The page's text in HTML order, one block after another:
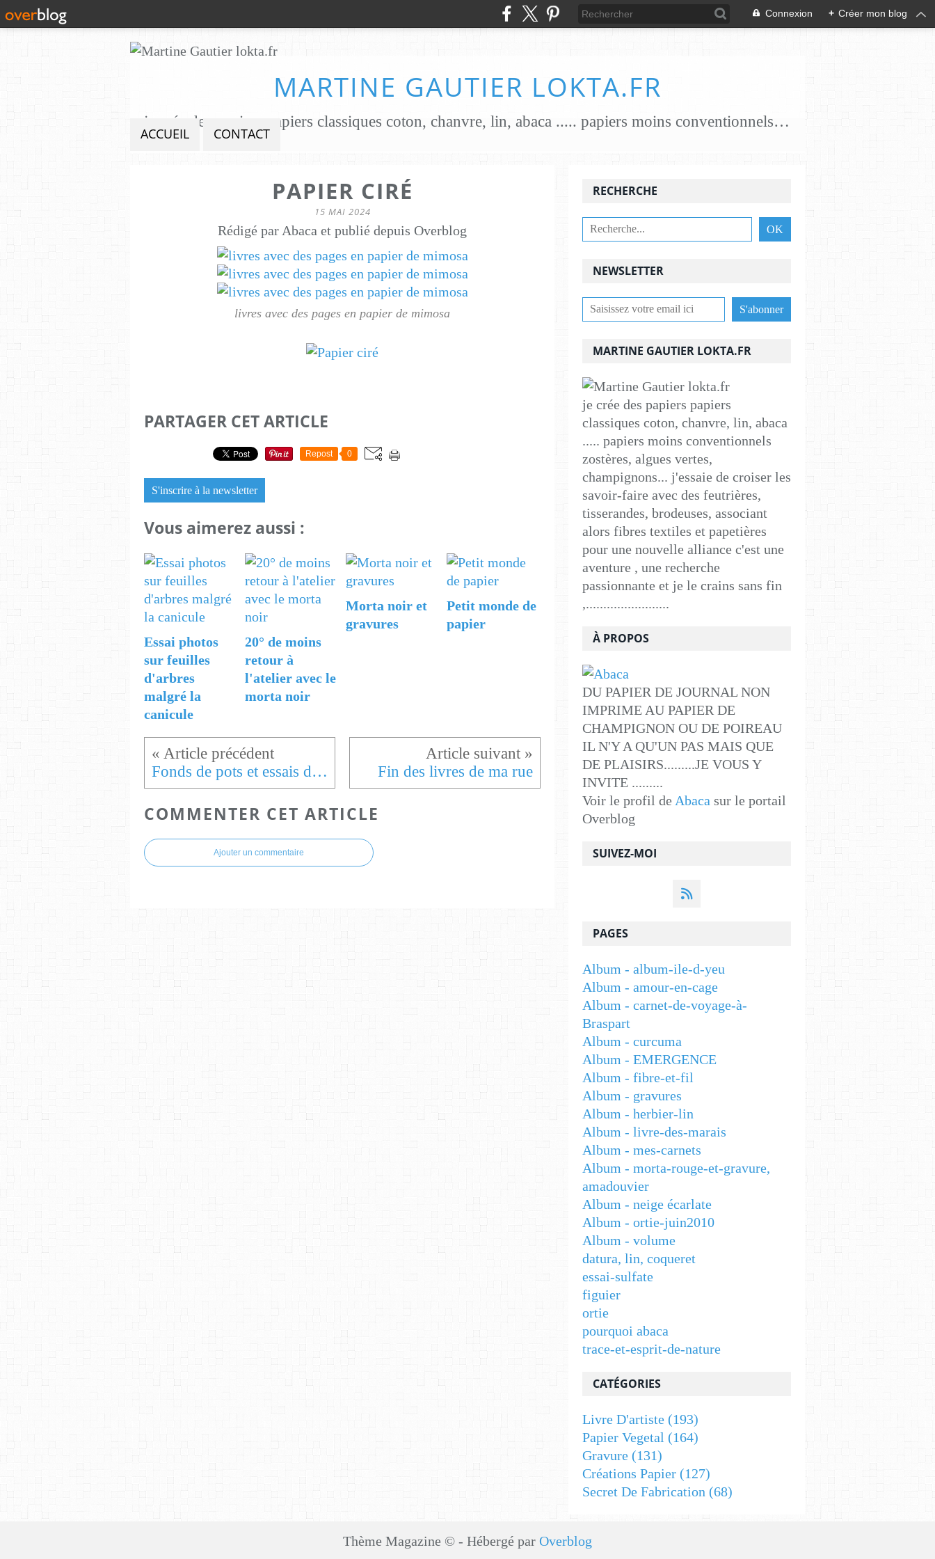
Connexion + Créer mon blog
MARTINE GAUTIER LOKTA.FR
je crée des papiers papiers classiques coton, chanvre, lin, abaca ..... papiers moins conventionnels zostères, algues vertes, champignons... j'essaie de croiser les savoir-faire avec des feutrières, tisserandes, brodeuses, associant alors fibres textiles et papetières pour une nouvelle alliance c'est une aventure , une recherche passionnante et je le crains sans fin ,........................
ACCUEIL CONTACT
PAPIER CIRÉ
15 MAI 2024
Rédigé par Abaca et publié depuis Overblog
livres avec des pages en papier de mimosa
PARTAGER CET ARTICLE
Repost 0
S'inscrire à la newsletter
Vous aimerez aussi :
Essai photos
sur feuilles
d'arbres
malgré la
canicule
20° de moins
retour à
l'atelier avec le
morta noir
Morta noir et
gravures
Petit monde de
papier
Fonds de pots et essais de cirage Fin des livres de ma rue
COMMENTER CET ARTICLE
Ajouter un commentaire
NEWSLETTER
SUIVEZ-MOI
RECHERCHE
MARTINE GAUTIER LOKTA.FR
je crée des papiers papiers
classiques coton, chanvre, lin, abaca
..... papiers moins conventionnels
zostères, algues vertes,
champignons... j'essaie de croiser les
savoir-faire avec des feutrières,
tisserandes, brodeuses, associant
alors fibres textiles et papetières
pour une nouvelle alliance c'est une
aventure , une recherche
passionnante et je le crains sans fin
,........................
À PROPOS
DU PAPIER DE JOURNAL NON
IMPRIME AU PAPIER DE
CHAMPIGNON OU DE POIREAU
IL N'Y A QU'UN PAS MAIS QUE
DE PLAISIRS.........JE VOUS Y
INVITE .........
Voir le profil de Abaca sur le portail
Overblog
PAGES
Album - album-ile-d-yeu
Album - amour-en-cage
Album - carnet-de-voyage-à-
Braspart
Album - curcuma
Album - EMERGENCE
Album - fibre-et-fil
Album - gravures
Album - herbier-lin
Album - livre-des-marais
Album - mes-carnets
Album - morta-rouge-et-gravure,
amadouvier
Album - neige écarlate
Album - ortie-juin2010
Album - volume
datura, lin, coqueret
essai-sulfate
figuier
ortie
pourquoi abaca
trace-et-esprit-de-nature
CATÉGORIES
Livre D'artiste (193)
Papier Vegetal (164)
Gravure (131)
Créations Papier (127)
Secret De Fabrication (68)
Thème Magazine © - Hébergé par Overblog